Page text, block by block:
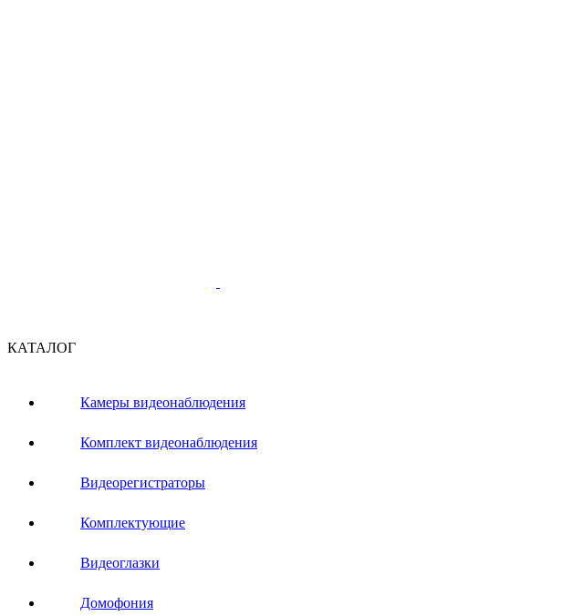
КАТАЛОГ
Камеры видеонаблюдения
Комплект видеонаблюдения
Видеорегистраторы
Комплектующие
Видеоглазки
Домофония